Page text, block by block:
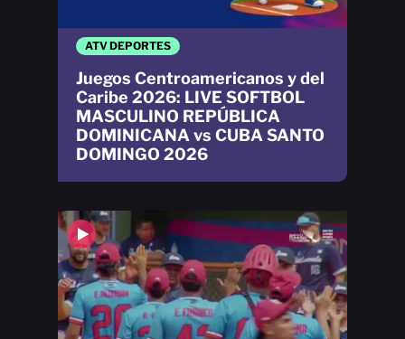
ATV DEPORTES
Juegos Centroamericanos y del
Caribe 2026: LIVE SOFTBOL
MASCULINO REPÚBLICA
DOMINICANA vs CUBA SANTO
DOMINGO 2026